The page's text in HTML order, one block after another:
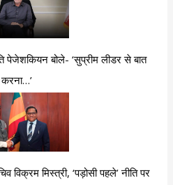
पेजेशकियन बोले- ‘सुप्रीम लीडर से बात
करना…’
मिस्त्री, ‘पड़ोसी पहले’ नीति पर